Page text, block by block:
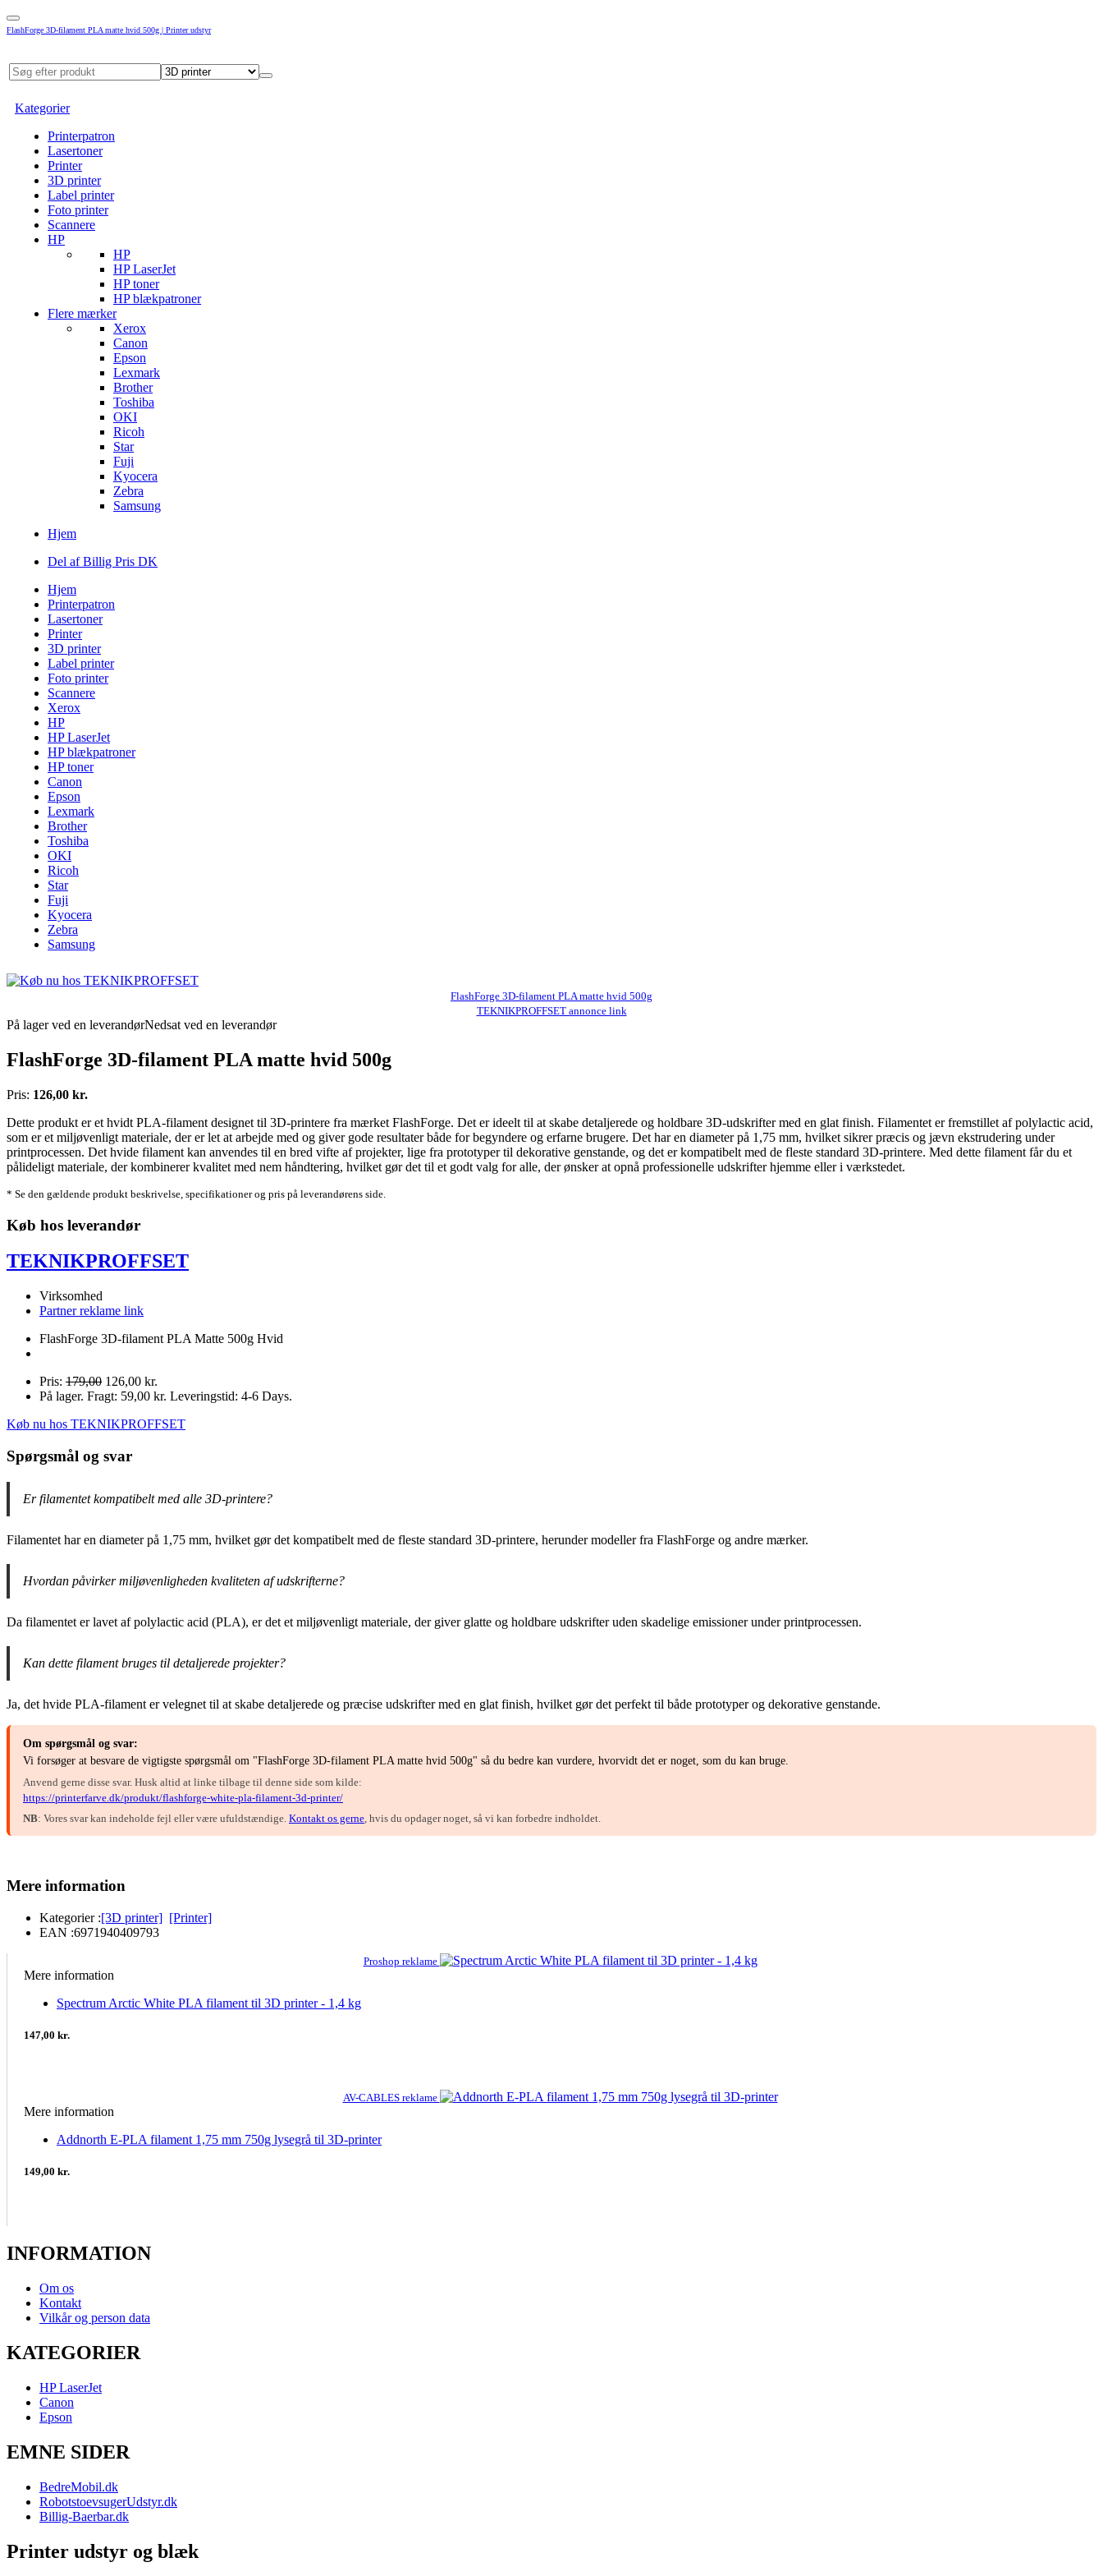
FlashForge 3D-filament PLA matte hvid 500g | Printer udstyr
Kategorier
Printerpatron
Lasertoner
Printer
3D printer
Label printer
Foto printer
Scannere
HP
HP
HP LaserJet
HP toner
HP blækpatroner
Flere mærker
Xerox
Canon
Epson
Lexmark
Brother
Toshiba
OKI
Ricoh
Star
Fuji
Kyocera
Zebra
Samsung
Hjem
Del af Billig Pris DK
Hjem
Printerpatron
Lasertoner
Printer
3D printer
Label printer
Foto printer
Scannere
Xerox
HP
HP LaserJet
HP blækpatroner
HP toner
Canon
Epson
Lexmark
Brother
Toshiba
OKI
Ricoh
Star
Fuji
Kyocera
Zebra
Samsung
FlashForge 3D-filament PLA matte hvid 500g
TEKNIKPROFFSET annonce link
På lager ved en leverandørNedsat ved en leverandør
FlashForge 3D-filament PLA matte hvid 500g
Pris: 126,00 kr.
Dette produkt er et hvidt PLA-filament designet til 3D-printere fra mærket FlashForge. Det er ideelt til at skabe detaljerede og holdbare 3D-udskrifter med en glat finish. Filamentet er fremstillet af polylactic acid,
som er et miljøvenligt materiale, der er let at arbejde med og giver gode resultater både for begyndere og erfarne brugere. Det har en diameter på 1,75 mm, hvilket sikrer præcis og jævn ekstrudering under
printprocessen. Det hvide filament kan anvendes til en bred vifte af projekter, lige fra prototyper til dekorative genstande, og det er kompatibelt med de fleste standard 3D-printere. Med dette filament får du et
pålideligt materiale, der kombinerer kvalitet med nem håndtering, hvilket gør det til et godt valg for alle, der ønsker at opnå professionelle udskrifter hjemme eller i værkstedet.
* Se den gældende produkt beskrivelse, specifikationer og pris på leverandørens side.
Køb hos leverandør
TEKNIKPROFFSET
Virksomhed
Partner reklame link
FlashForge 3D-filament PLA Matte 500g Hvid
Pris: 179,00 126,00 kr.
På lager. Fragt: 59,00 kr. Leveringstid: 4-6 Days.
Køb nu hos TEKNIKPROFFSET
Spørgsmål og svar
Er filamentet kompatibelt med alle 3D-printere?
Filamentet har en diameter på 1,75 mm, hvilket gør det kompatibelt med de fleste standard 3D-printere, herunder modeller fra FlashForge og andre mærker.
Hvordan påvirker miljøvenligheden kvaliteten af udskrifterne?
Da filamentet er lavet af polylactic acid (PLA), er det et miljøvenligt materiale, der giver glatte og holdbare udskrifter uden skadelige emissioner under printprocessen.
Kan dette filament bruges til detaljerede projekter?
Ja, det hvide PLA-filament er velegnet til at skabe detaljerede og præcise udskrifter med en glat finish, hvilket gør det perfekt til både prototyper og dekorative genstande.
Om spørgsmål og svar:
Vi forsøger at besvare de vigtigste spørgsmål om "FlashForge 3D-filament PLA matte hvid 500g" så du bedre kan vurdere, hvorvidt det er noget, som du kan bruge.
Anvend gerne disse svar. Husk altid at linke tilbage til denne side som kilde:
https://printerfarve.dk/produkt/flashforge-white-pla-filament-3d-printer/
NB: Vores svar kan indeholde fejl eller være ufuldstændige. Kontakt os gerne, hvis du opdager noget, så vi kan forbedre indholdet.
Mere information
Kategorier :[3D printer] [Printer]
EAN :6971940409793
Proshop reklame
Mere information
Spectrum Arctic White PLA filament til 3D printer - 1,4 kg
147,00 kr.
AV-CABLES reklame
Mere information
Addnorth E-PLA filament 1,75 mm 750g lysegrå til 3D-printer
149,00 kr.
INFORMATION
Om os
Kontakt
Vilkår og person data
KATEGORIER
HP LaserJet
Canon
Epson
EMNE SIDER
BedreMobil.dk
RobotstoevsugerUdstyr.dk
Billig-Baerbar.dk
Printer udstyr og blæk